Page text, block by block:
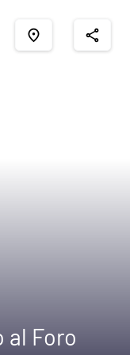
place share
al Foro